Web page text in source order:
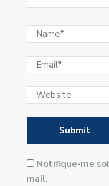
Notifique-me
mail.